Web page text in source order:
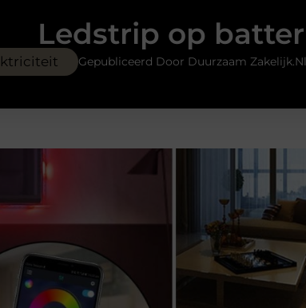
Ledstrip op
Gepubliceerd Door Duurzaam Zakelijk.nl